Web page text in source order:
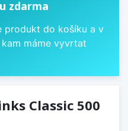
zdarma
produkt do košíku a v
máme vyvrtat
Classic 500